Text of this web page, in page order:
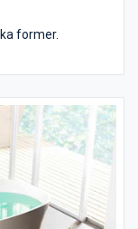
former.